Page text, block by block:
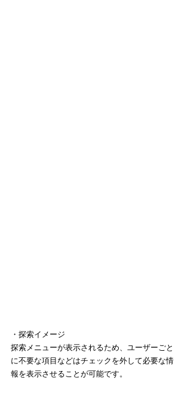
・探索イメージ
探索メニューが表示されるため、ユーザーごと
に不要な項目などはチェックを外して必要な情
報を表示させることが可能です。